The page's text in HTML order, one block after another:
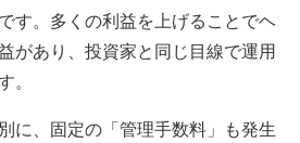
です。多くの利益を上げることでヘ
があり、投資家と同じ目線で運用
。
に、固定の「管理手数料」も発生